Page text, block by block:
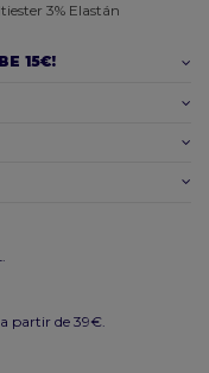
3% Elastán
15€!
partir de 39€.